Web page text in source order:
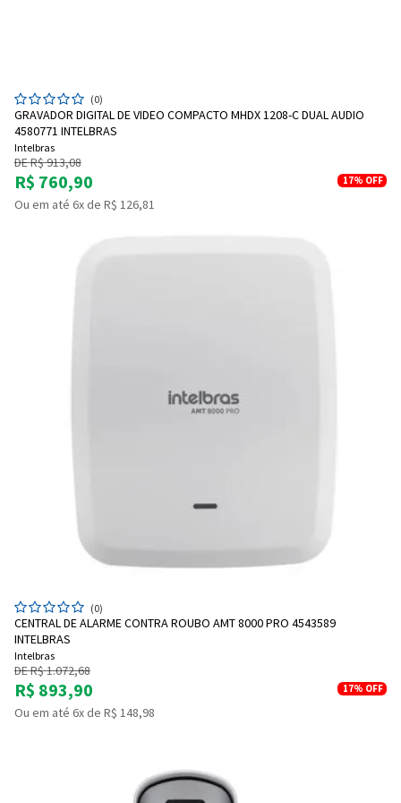
(0)
GRAVADOR DIGITAL DE VIDEO COMPACTO MHDX 1208-C DUAL AUDIO
4580771 INTELBRAS
Intelbras
DE R$ 913,08
R$ 760,90 17% OFF
Ou em até 6x de R$ 126,81
(0)
CENTRAL DE ALARME CONTRA ROUBO AMT 8000 PRO 4543589
INTELBRAS
Intelbras
DE R$ 1.072,68
R$ 893,90 17% OFF
Ou em até 6x de R$ 148,98